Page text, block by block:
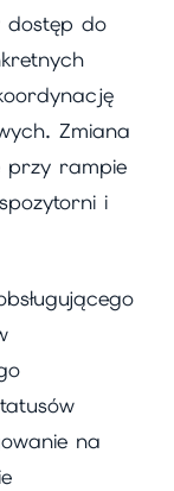
dostęp do
Zmiana
przy rampie
i
na